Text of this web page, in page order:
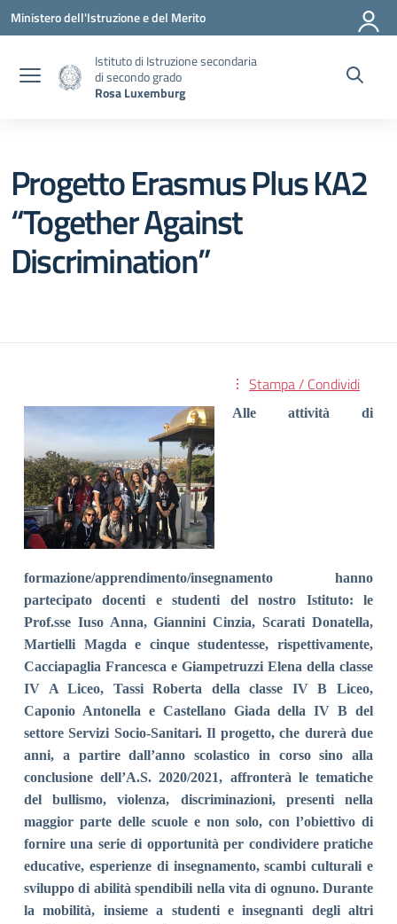
Vai ai contenuti
Vai al menu di navigazione
Vai al footer
Ministero dell'Istruzione e del Merito
Istituto di Istruzione secondaria
di secondo grado
Rosa Luxemburg
Progetto Erasmus Plus KA2
“Together Against
Discrimination”
Stampa / Condividi
Alle attività di
formazione/apprendimento/insegnamento hanno
partecipato docenti e studenti del nostro Istituto: le
Prof.sse Iuso Anna, Giannini Cinzia, Scarati Donatella,
Martielli Magda e cinque studentesse, rispettivamente,
Cacciapaglia Francesca e Giampetruzzi Elena della classe
IV A Liceo, Tassi Roberta della classe IV B Liceo,
Caponio Antonella e Castellano Giada della IV B del
settore Servizi Socio-Sanitari.Il progetto, che durerà due
anni, a partire dall’anno scolastico in corso sino alla
conclusione dell’A.S. 2020/2021, affronterà le tematiche
del bullismo, violenza, discriminazioni, presenti nella
maggior parte delle scuole e non solo, con l’obiettivo di
fornire una serie di opportunità per condividere pratiche
educative, esperienze di insegnamento, scambi culturali e
sviluppo di abilità spendibili nella vita di ognuno. Durante
la mobilità, insieme a studenti e insegnanti degli altri